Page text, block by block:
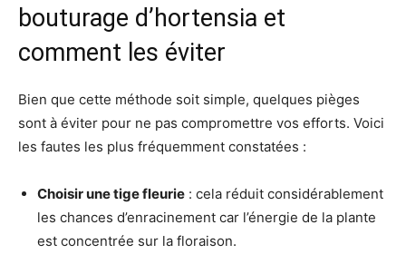
bouturage d’hortensia et
comment les éviter
Bien que cette méthode soit simple, quelques pièges
sont à éviter pour ne pas compromettre vos efforts. Voici
les fautes les plus fréquemment constatées :
Choisir une tige fleurie : cela réduit considérablement
les chances d’enracinement car l’énergie de la plante
est concentrée sur la floraison.